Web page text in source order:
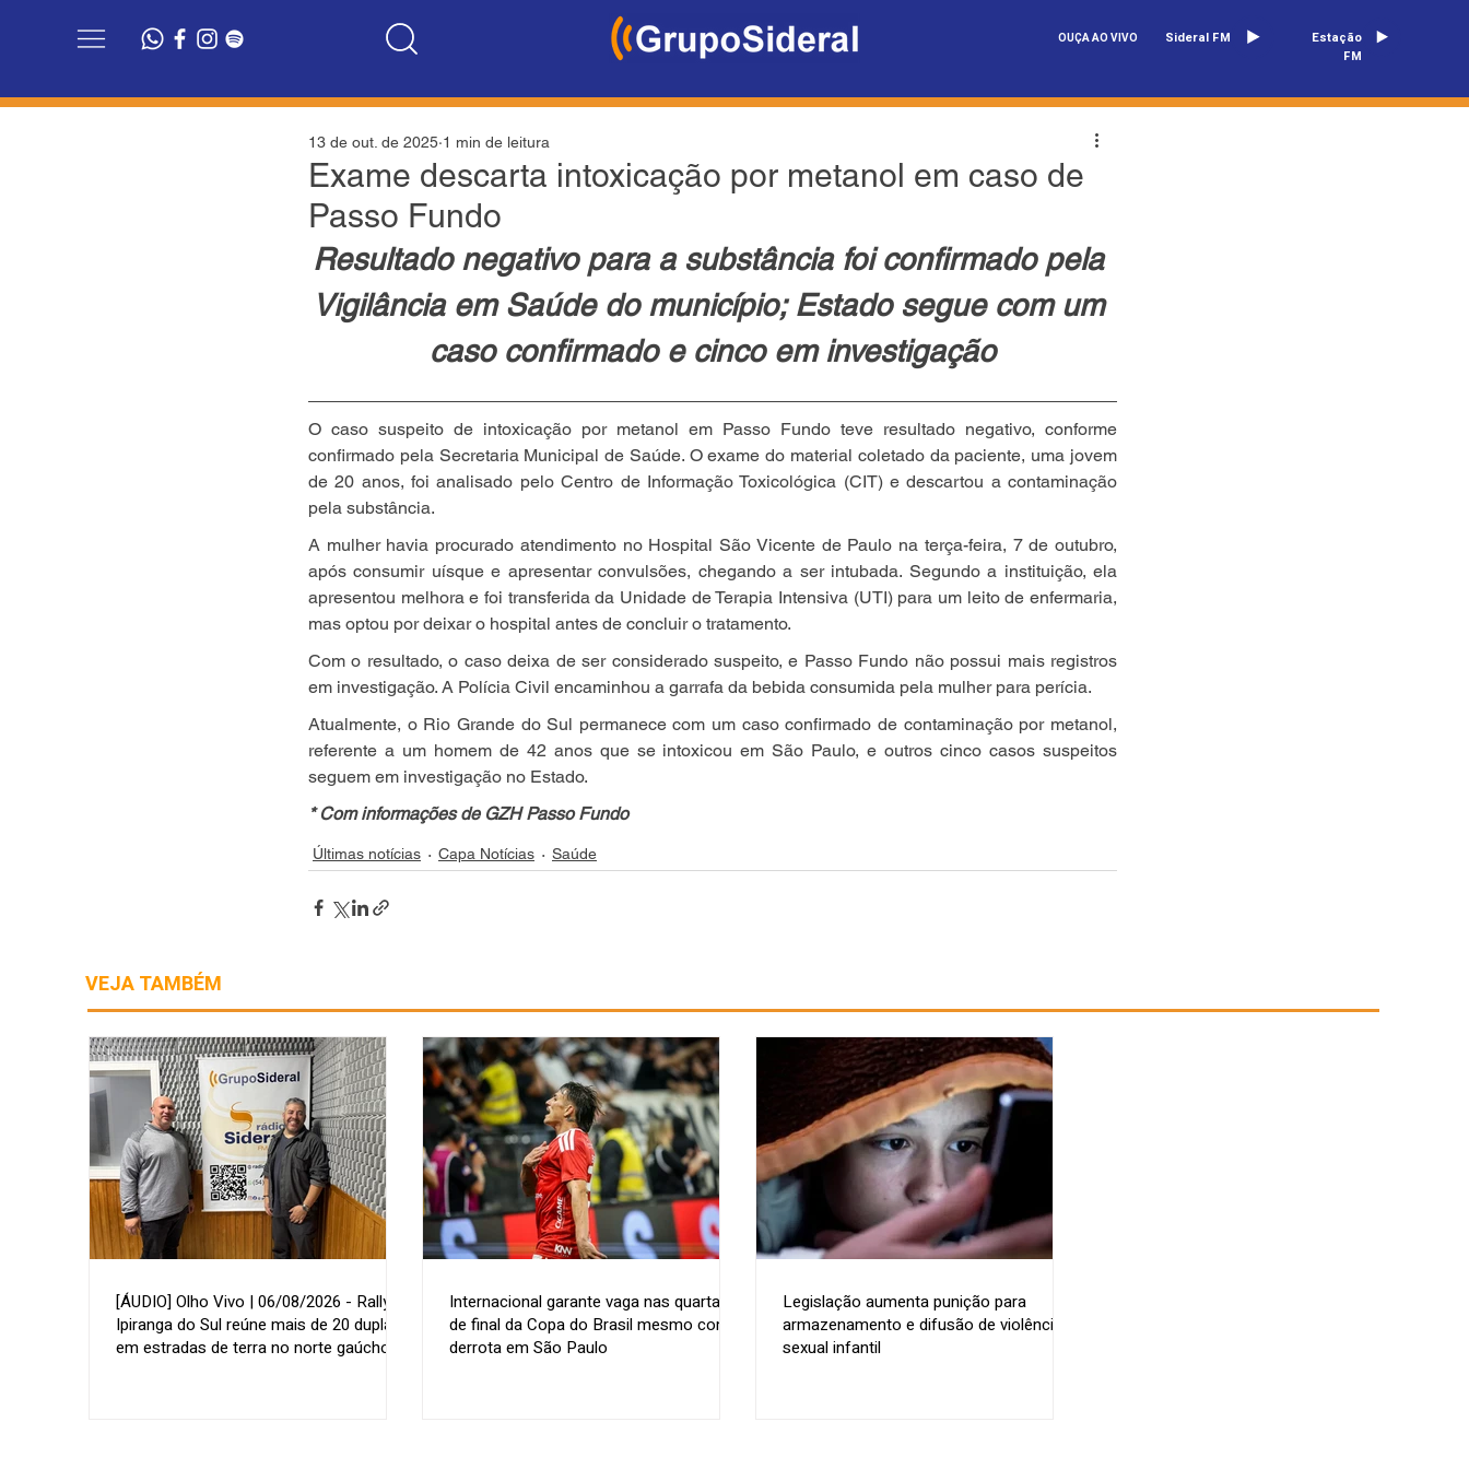
OUÇA AO VIVO Sideral FM
Estação
FM
Exame descarta intoxicação por metanol em caso de
Passo Fundo
13 de out. de 2025 1 min de leitura
Resultado negativo para a substância foi confirmado pela
Vigilância em Saúde do município; Estado segue com um
caso confirmado e cinco em investigação
O caso suspeito de intoxicação por metanol em Passo Fundo teve resultado negativo, conforme
confirmado pela Secretaria Municipal de Saúde. O exame do material coletado da paciente, uma jovem
de 20 anos, foi analisado pelo Centro de Informação Toxicológica (CIT) e descartou a contaminação
pela substância.
A mulher havia procurado atendimento no Hospital São Vicente de Paulo na terça-feira, 7 de outubro,
após consumir uísque e apresentar convulsões, chegando a ser intubada. Segundo a instituição, ela
apresentou melhora e foi transferida da Unidade de Terapia Intensiva (UTI) para um leito de enfermaria,
mas optou por deixar o hospital antes de concluir o tratamento.
Com o resultado, o caso deixa de ser considerado suspeito, e Passo Fundo não possui mais registros
em investigação. A Polícia Civil encaminhou a garrafa da bebida consumida pela mulher para perícia.
Atualmente, o Rio Grande do Sul permanece com um caso confirmado de contaminação por metanol,
referente a um homem de 42 anos que se intoxicou em São Paulo, e outros cinco casos suspeitos
seguem em investigação no Estado.
* Com informações de GZH Passo Fundo
Últimas notícias Capa Notícias Saúde
VEJA TAMBÉM
[ÁUDIO] Olho Vivo | 06/08/2026 - Rally de
Ipiranga do Sul reúne mais de 20 duplas
em estradas de terra no norte gaúcho
Internacional garante vaga nas quartas
de final da Copa do Brasil mesmo com
derrota em São Paulo
Legislação aumenta punição para
armazenamento e difusão de violência
sexual infantil